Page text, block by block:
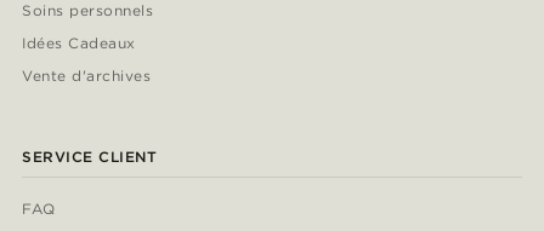
Soins personnels
Idées Cadeaux
Vente d'archives
SERVICE CLIENT
FAQ